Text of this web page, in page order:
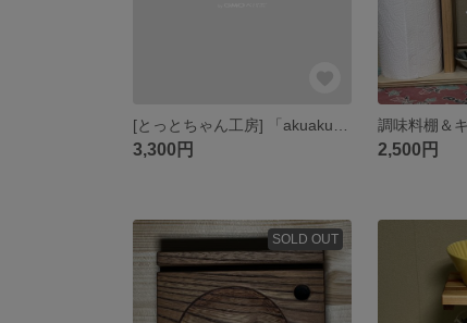
3,300円 2,500円
SOLD OUT